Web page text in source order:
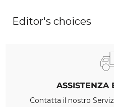
Editor's choices
ASSISTENZA
Contatta il nostro